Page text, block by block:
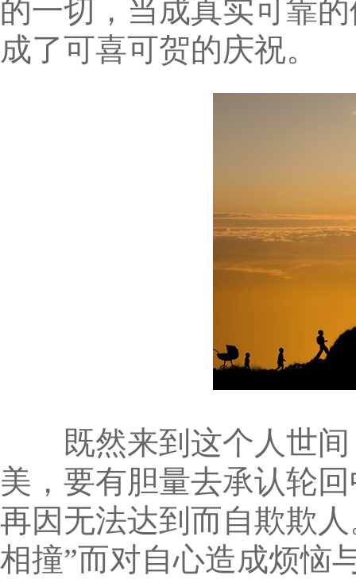
的一切，当成真实可靠
成了可喜可贺的庆祝。
既然来到这个人世间
美，要有胆量去承认轮
再因无法达到而自欺欺
相撞”而对自心造成烦恼